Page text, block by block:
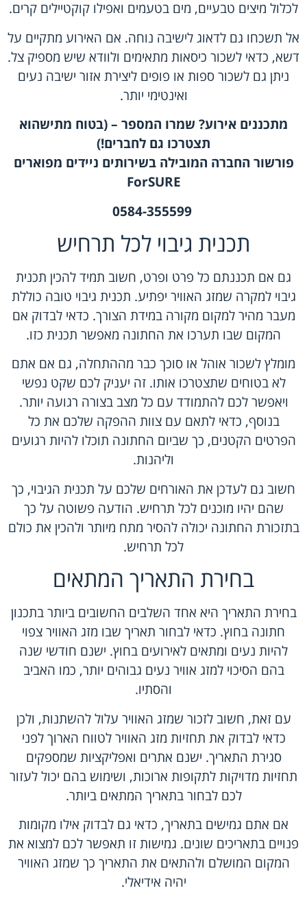
לכלול מיצים טבעיים, מים בטעמים ואפילו קוקטיילים קרים.
אל תשכחו גם לדאוג לישיבה נוחה. אם האירוע מתקיים על
דשא, כדאי לשכור כיסאות מתאימים ולוודא שיש מספיק צל.
ניתן גם לשכור ספות או פופים ליצירת אזור ישיבה נעים
ואינטימי יותר.
מתכננים אירוע? שמרו המספר – (בטוח מתישהוא
תצטרכו גם לחברים!)
פורשור החברה המובילה בשירותים ניידים מפוארים
ForSURE
0584-355599
תכנית גיבוי לכל תרחיש
גם אם תכננתם כל פרט ופרט, חשוב תמיד להכין תכנית
גיבוי למקרה שמזג האוויר יפתיע. תכנית גיבוי טובה כוללת
מעבר מהיר למקום מקורה במידת הצורך. כדאי לבדוק אם
המקום שבו תערכו את החתונה מאפשר תכנית כזו.
מומלץ לשכור אוהל או סוכך כבר מההתחלה, גם אם אתם
לא בטוחים שתצטרכו אותו. זה יעניק לכם שקט נפשי
ויאפשר לכם להתמודד עם כל מצב בצורה רגועה יותר.
בנוסף, כדאי לתאם עם צוות ההפקה שלכם את כל
הפרטים הקטנים, כך שביום החתונה תוכלו להיות רגועים
וליהנות.
חשוב גם לעדכן את האורחים שלכם על תכנית הגיבוי, כך
שהם יהיו מוכנים לכל תרחיש. הודעה פשוטה על כך
בתזכורת החתונה יכולה להסיר מתח מיותר ולהכין את כולם
לכל תרחיש.
בחירת התאריך המתאים
בחירת התאריך היא אחד השלבים החשובים ביותר בתכנון
חתונה בחוץ. כדאי לבחור תאריך שבו מזג האוויר צפוי
להיות נעים ומתאים לאירועים בחוץ. ישנם חודשי שנה
בהם הסיכוי למזג אוויר נעים גבוהים יותר, כמו האביב
והסתיו.
עם זאת, חשוב לזכור שמזג האוויר עלול להשתנות, ולכן
כדאי לבדוק את תחזיות מזג האוויר לטווח הארוך לפני
סגירת התאריך. ישנם אתרים ואפליקציות שמספקים
תחזיות מדויקות לתקופות ארוכות, ושימוש בהם יכול לעזור
לכם לבחור בתאריך המתאים ביותר.
אם אתם גמישים בתאריך, כדאי גם לבדוק אילו מקומות
פנויים בתאריכים שונים. גמישות זו תאפשר לכם למצוא את
המקום המושלם ולהתאים את התאריך כך שמזג האוויר
יהיה אידיאלי.